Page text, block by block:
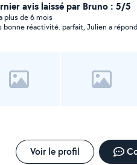
avis laissé par Bruno : 5/5
plus de 6 mois
bonne réactivité. parfait, Julien a
Voir le profil